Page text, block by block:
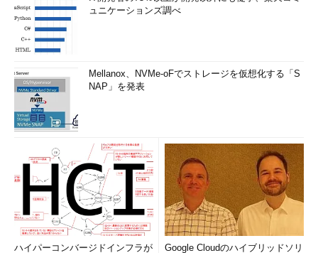
ュニケーションズ調べ
Mellanox、NVMe-oFでストレージを仮想化する「S
NAP」を発表
ハイパーコンバージドインフラが Google Cloudのハイブリッドソリ